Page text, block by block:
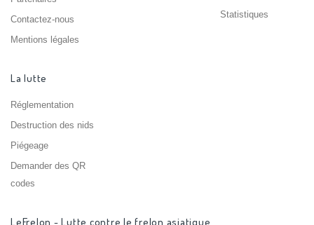
Contactez-nous
Mentions légales
Statistiques
La lutte
Réglementation
Destruction des nids
Piégeage
Demander des QR
codes
LeFrelon - Lutte contre le frelon asiatique